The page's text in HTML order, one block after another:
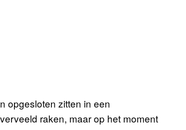
opgesloten zitten in een
raken, maar op het moment